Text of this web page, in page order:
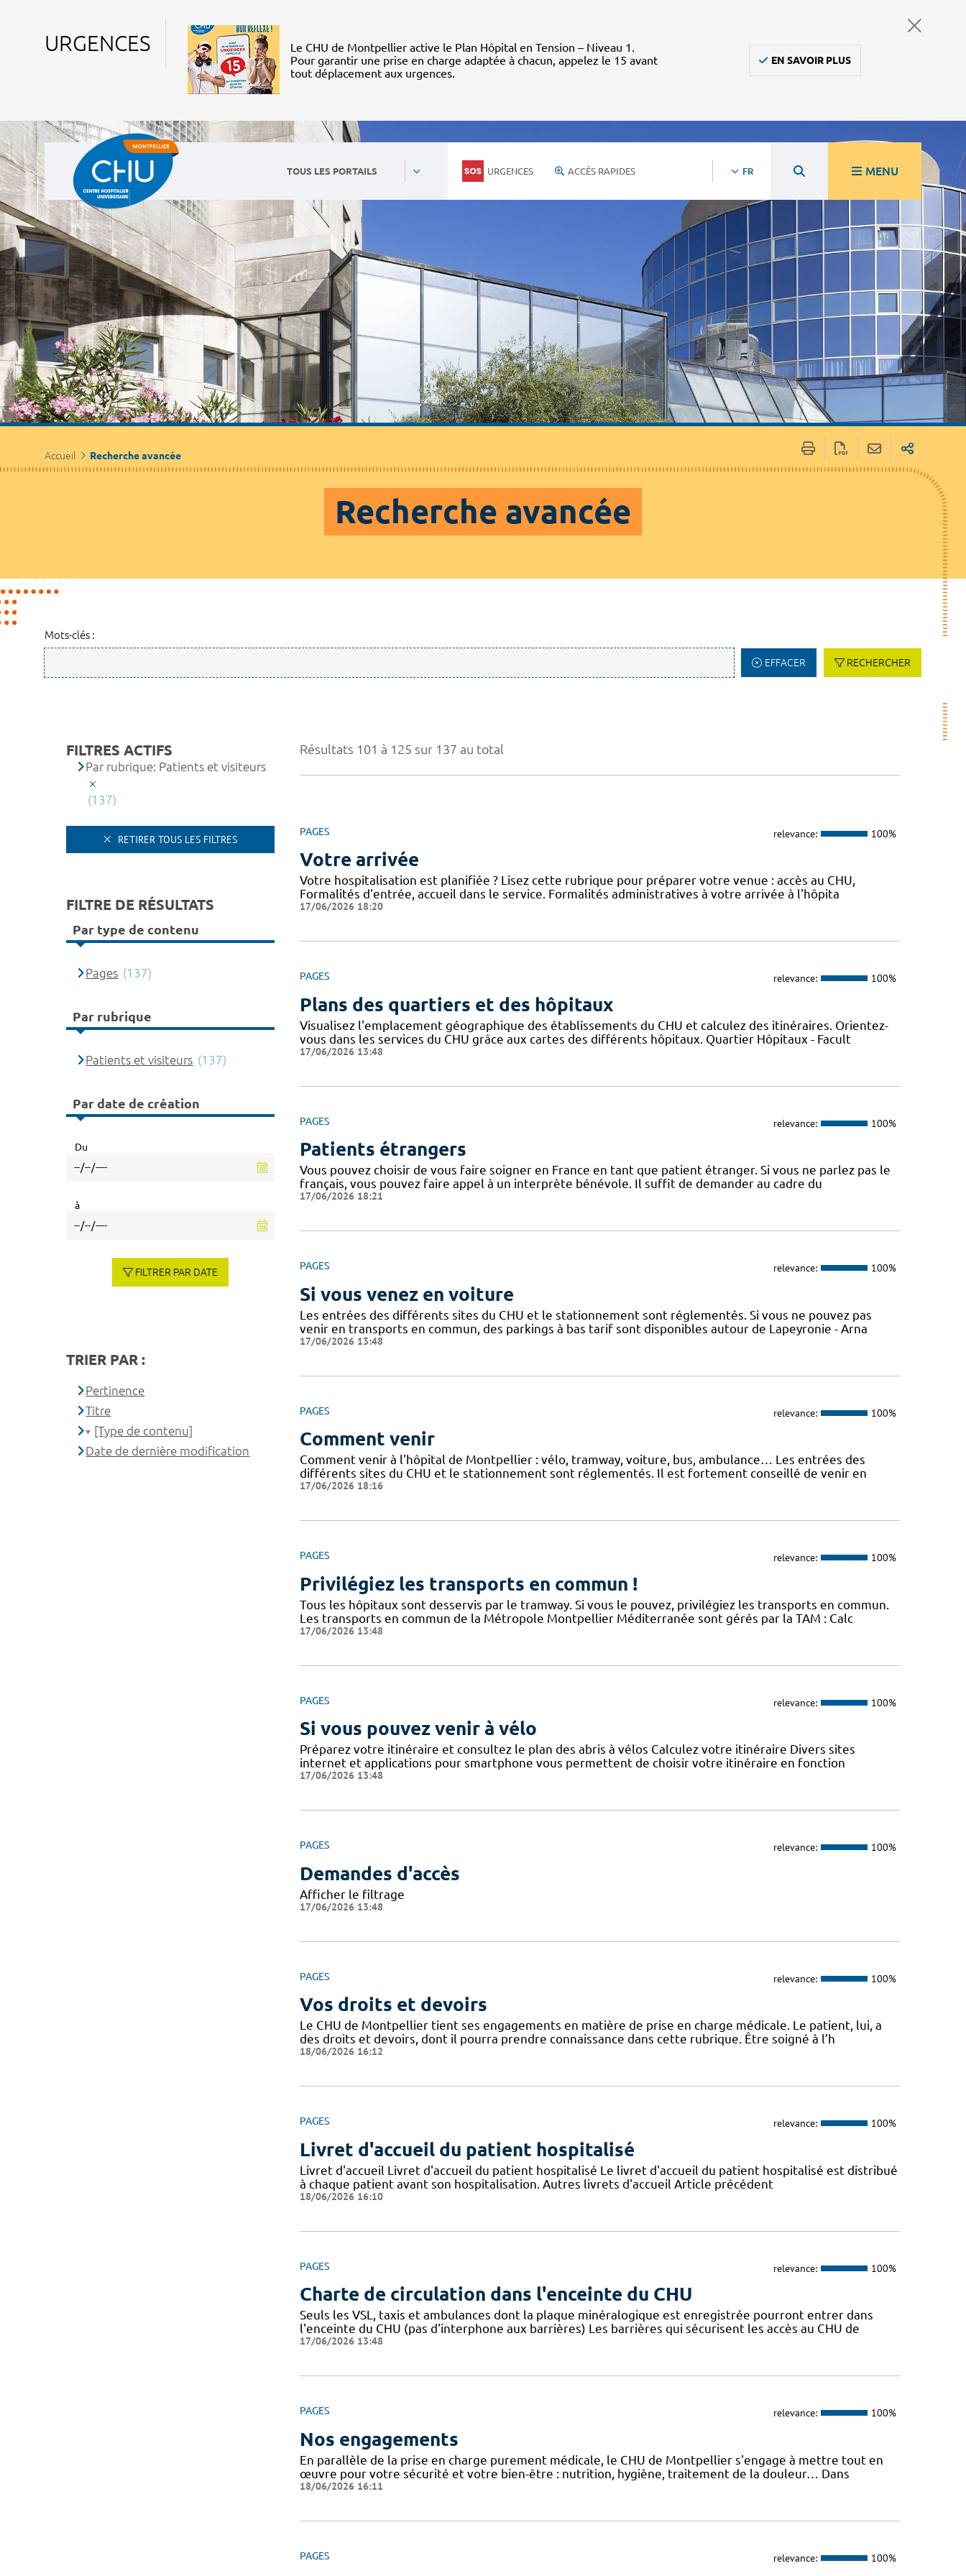
URGENCES
Le CHU de Montpellier active le Plan Hôpital en Tension – Niveau 1.
Pour garantir une prise en charge adaptée à chacun, appelez le 15 avant
tout déplacement aux urgences.
EN SAVOIR PLUS
TOUS LES PORTAILS URGENCES ACCÈS RAPIDES FR MENU
Accueil Recherche avancée
Recherche avancée
Mots-clés :
EFFACER RECHERCHER
Résultats 101 à 125 sur 137 au total
PAGES relevance: 100%
Votre arrivée
Votre hospitalisation est planifiée ? Lisez cette rubrique pour préparer votre venue : accès au CHU,
Formalités d'entrée, accueil dans le service. Formalités administratives à votre arrivée à l'hôpita
17/06/2026 18:20
PAGES relevance: 100%
Plans des quartiers et des hôpitaux
Visualisez l'emplacement géographique des établissements du CHU et calculez des itinéraires. Orientez-
vous dans les services du CHU grâce aux cartes des différents hôpitaux. Quartier Hôpitaux - Facult
17/06/2026 13:48
PAGES relevance: 100%
Patients étrangers
Vous pouvez choisir de vous faire soigner en France en tant que patient étranger. Si vous ne parlez pas le
français, vous pouvez faire appel à un interprète bénévole. Il suffit de demander au cadre du
17/06/2026 18:21
PAGES relevance: 100%
Si vous venez en voiture
Les entrées des différents sites du CHU et le stationnement sont réglementés. Si vous ne pouvez pas
venir en transports en commun, des parkings à bas tarif sont disponibles autour de Lapeyronie - Arna
17/06/2026 13:48
PAGES relevance: 100%
Comment venir
Comment venir à l'hôpital de Montpellier : vélo, tramway, voiture, bus, ambulance… Les entrées des
différents sites du CHU et le stationnement sont réglementés. Il est fortement conseillé de venir en
17/06/2026 18:16
PAGES relevance: 100%
Privilégiez les transports en commun !
Tous les hôpitaux sont desservis par le tramway. Si vous le pouvez, privilégiez les transports en commun.
Les transports en commun de la Métropole Montpellier Méditerranée sont gérés par la TAM : Calc
17/06/2026 13:48
PAGES relevance: 100%
Si vous pouvez venir à vélo
Préparez votre itinéraire et consultez le plan des abris à vélos Calculez votre itinéraire Divers sites
internet et applications pour smartphone vous permettent de choisir votre itinéraire en fonction
17/06/2026 13:48
PAGES relevance: 100%
Demandes d'accès
Afficher le filtrage
17/06/2026 13:48
PAGES relevance: 100%
Vos droits et devoirs
Le CHU de Montpellier tient ses engagements en matière de prise en charge médicale. Le patient, lui, a
des droits et devoirs, dont il pourra prendre connaissance dans cette rubrique. Être soigné à l’h
18/06/2026 16:12
PAGES relevance: 100%
Livret d'accueil du patient hospitalisé
Livret d'accueil Livret d'accueil du patient hospitalisé Le livret d'accueil du patient hospitalisé est distribué
à chaque patient avant son hospitalisation. Autres livrets d'accueil Article précédent
18/06/2026 16:10
PAGES relevance: 100%
Charte de circulation dans l'enceinte du CHU
Seuls les VSL, taxis et ambulances dont la plaque minéralogique est enregistrée pourront entrer dans
l'enceinte du CHU (pas d'interphone aux barrières) Les barrières qui sécurisent les accès au CHU de
17/06/2026 13:48
PAGES relevance: 100%
Nos engagements
En parallèle de la prise en charge purement médicale, le CHU de Montpellier s'engage à mettre tout en
œuvre pour votre sécurité et votre bien-être : nutrition, hygiène, traitement de la douleur… Dans
18/06/2026 16:11
PAGES relevance: 100%
FILTRES ACTIFS
Par rubrique: Patients et visiteurs
(137)
RETIRER TOUS LES FILTRES
FILTRE DE RÉSULTATS
Par type de contenu
Pages (137)
Par rubrique
Patients et visiteurs (137)
Par date de création
Du
à
FILTRER PAR DATE
TRIER PAR :
Pertinence
Titre
[Type de contenu]
Date de dernière modification